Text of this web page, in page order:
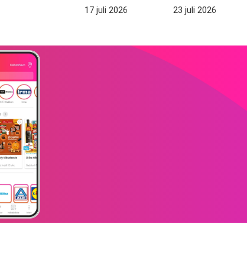
17 juli 2026 23 juli 2026